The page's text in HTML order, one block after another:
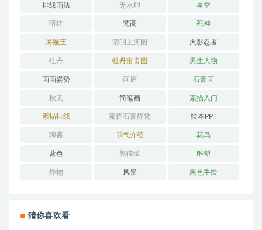
排线画法 无水印 星空
暗红 梵高 死神
海贼王 清明上河图 火影忍者
牡丹 牡丹富贵图 男生人物
画画姿势 画眉 石膏画
秋天 简笔画 素描入门
素描排线 素描石膏静物 绘本PPT
聊斋 节气介绍 花鸟
蓝色 郭传璋 雕塑
静物 风景 黑色手绘
猜你喜欢看